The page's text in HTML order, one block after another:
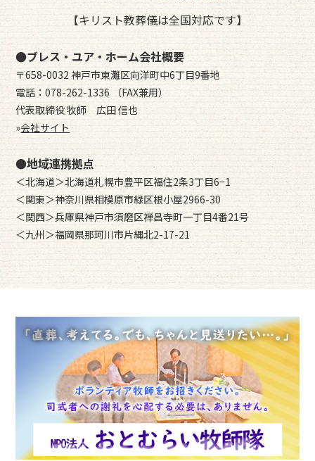
【キリスト教葬儀は全国対応です】
●ブレス・ユア・ホーム会社概要
〒658-0032 神戸市東灘区向洋町中6丁目9番地
電話：078-262-1336 （FAX兼用）
代表取締役 牧師 広田 信也
»会社サイト
●地域連携拠点
＜北海道＞北海道札幌市豊平区福住2条3丁目6−1
＜関東＞神奈川県相模原市緑区根小屋2966-30
＜関西＞兵庫県神戸市須磨区禅昌寺町一丁目4番21号
＜九州＞福岡県那珂川市片縄北2-17-21